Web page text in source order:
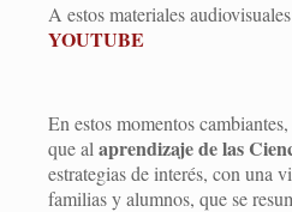
A estos materiales
YOUTUBE
En estos momentos
que al aprendizaje de las
estrategias de interés, con una
familias y alumnos, que se